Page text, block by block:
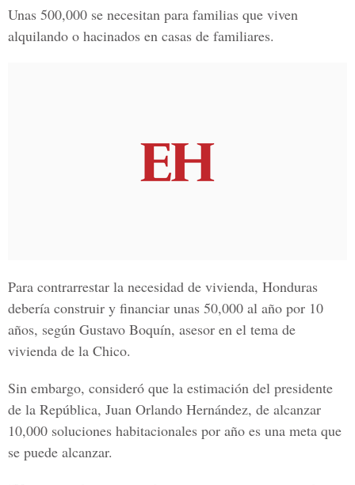
Unas 500,000 se necesitan para familias que viven
alquilando o hacinados en casas de familiares.
Para contrarrestar la necesidad de vivienda, Honduras
debería construir y financiar unas 50,000 al año por 10
años, según Gustavo Boquín, asesor en el tema de
vivienda de la Chico.
Sin embargo, consideró que la estimación del presidente
de la República, Juan Orlando Hernández, de alcanzar
10,000 soluciones habitacionales por año es una meta que
se puede alcanzar.